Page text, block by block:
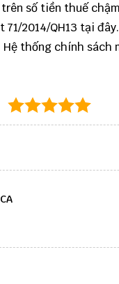
số tiền thuế
71/2014/QH13 tại đây.
Hệ thống chính sách